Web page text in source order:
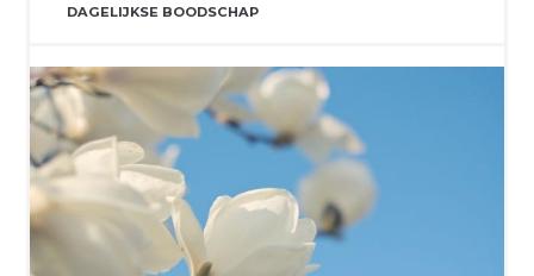
DAGELIJKSE BOODSCHAP